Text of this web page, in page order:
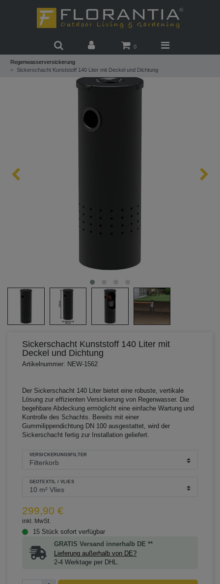
0
Regenwasserversickerung
Sickerschacht Kunststoff 140 Liter mit Deckel und Dichtung
Sickerschacht Kunststoff 140 Liter mit
Deckel und Dichtung
Artikelnummer: NEW-1562
Der Sickerschacht 140 Liter bietet eine robuste, vertikale
Lösung zur effizienten Versickerung von Regenwasser. Die
begehbare Abdeckung ermöglicht eine einfache Wartung und
Kontrolle des Schachts. Bereits mit einer
Gummilippendichtung DN 100 ausgestattet, wird der
Sickerschacht fertig zur Installation geliefert.
VERSICKERUNGSFILTER
GEOTEXTIL / VLIES
299,90 €
inkl. MwSt.
15 Stück sofort verfügbar
GRATIS Versand innerhalb DE **
Lieferung außerhalb von DE?
2-4 Werktage per DHL.